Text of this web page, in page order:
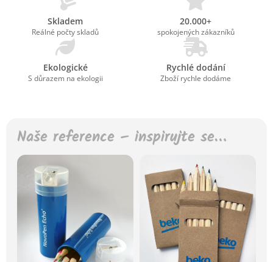
Skladem
Reálné počty skladů
20.000+
spokojených zákazníků
Ekologické
S důrazem na ekologii
Rychlé dodání
Zboží rychle dodáme
Naše reference – inspirujte se…